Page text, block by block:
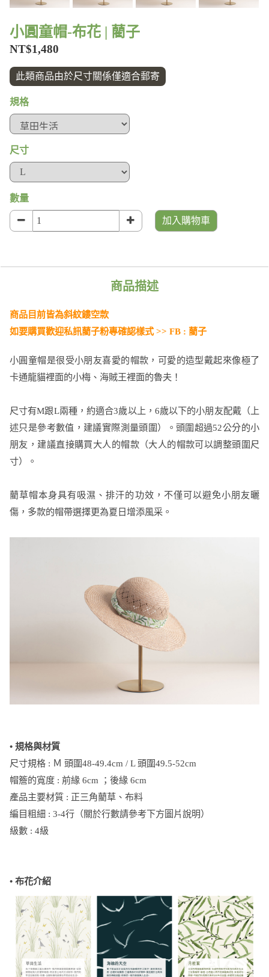
小圓童帽-布花 | 藺子
NT$1,480
此類商品由於尺寸關係僅適合郵寄
規格
尺寸
數量
加入購物車
商品描述
商品目前皆為斜紋鏤空款
如要購買歡迎私訊藺子粉專確認樣式 >> FB : 藺子
小圓童帽是很受小朋友喜愛的帽款，可愛的造型戴起來像極了
卡通龍貓裡面的小梅、海賊王裡面的魯夫！
尺寸有M跟L兩種，約適合3歲以上，6歲以下的小朋友配戴（上
述只是參考數值，建議實際測量頭圍）。頭圍超過52公分的小
朋友，建議直接購買大人的帽款（大人的帽款可以調整頭圍尺
寸）。
藺草帽本身具有吸濕、排汗的功效，不僅可以避免小朋友曬
傷，多款的帽帶選擇更為夏日增添風采。
• 規格與材質
尺寸規格 : Ｍ 頭圍48-49.4cm / L 頭圍49.5-52cm
帽簷的寬度 : 前緣 6cm ；後緣 6cm
產品主要材質 : 正三角藺草、布料
編目粗細 : 3-4行（關於行數請參考下方圖片說明）
級數 : 4級
• 布花介紹